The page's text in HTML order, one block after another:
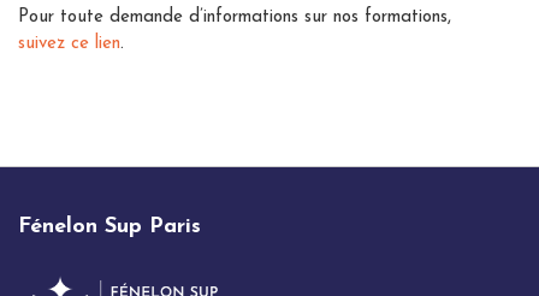
Pour toute demande d’informations sur nos formations,
suivez ce lien.
Fénelon Sup Paris